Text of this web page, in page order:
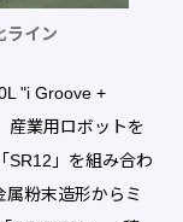
ライン
"i Groove +
産業用ロボットを
SR12」を組み合わ
粉末造形からミ